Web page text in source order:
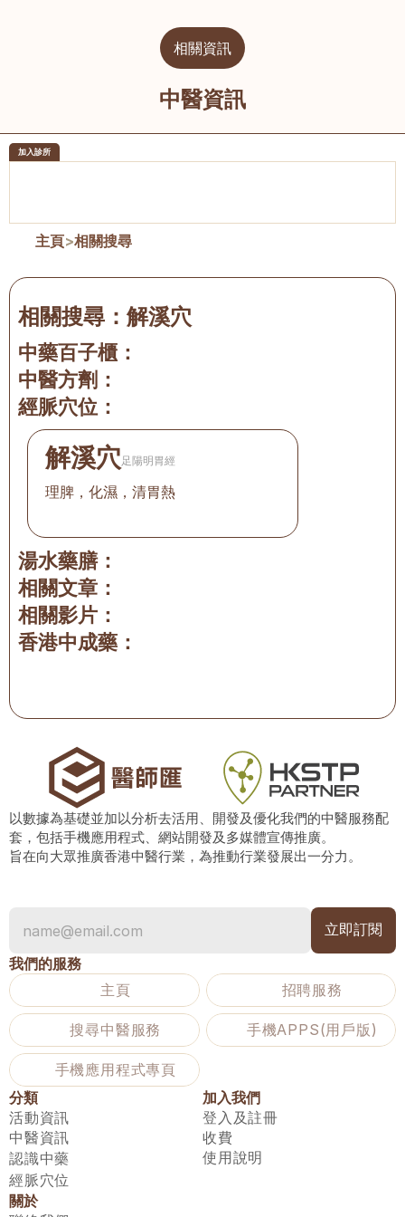
相關資訊
中醫資訊
加入診所
主頁>相關搜尋
相關搜尋： 解溪穴
中藥百子櫃：
中醫方劑：
經脈穴位：
解溪穴 足陽明胃經
理脾，化濕，清胃熱
湯水藥膳：
相關文章：
相關影片：
香港中成藥：
以數據為基礎並加以分析去活用、開發及優化我們的中醫服務配
套，包括手機應用程式、網站開發及多媒體宣傳推廣。
旨在向大眾推廣香港中醫行業，為推動行業發展出一分力。
我們的服務
主頁
招聘服務
搜尋中醫服務 手機APPS(用戶版)
手機應用程式專頁
分類
活動資訊
中醫資訊
認識中藥
經脈穴位
加入我們
登入及註冊
收費
使用說明
關於